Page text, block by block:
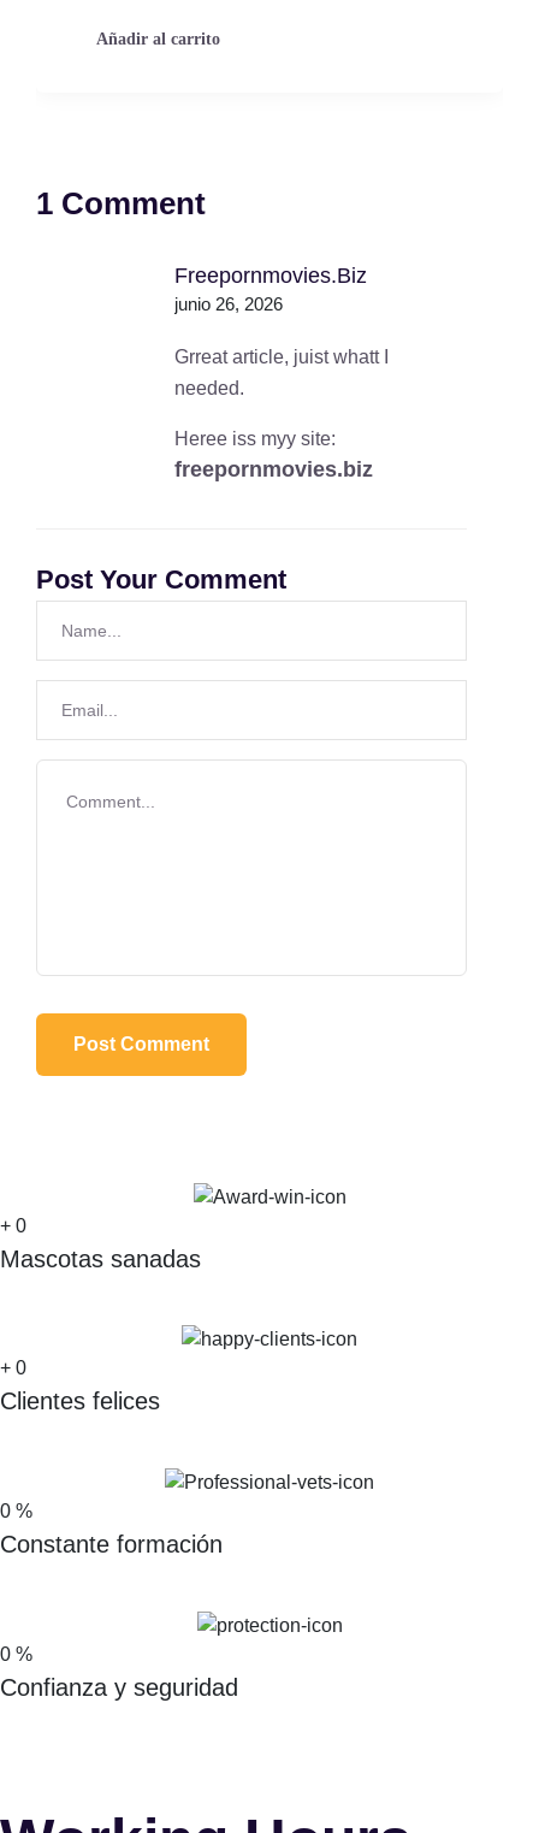
Añadir al carrito
1 Comment
Freepornmovies.biz
junio 26, 2026
Grreat article, juist whatt I
needed.
Heree iss myy site:
freepornmovies.biz
Post Your Comment
+ 0
Mascotas sanadas
+ 0
Clientes felices
0 %
Constante formación
0 %
Confianza y seguridad